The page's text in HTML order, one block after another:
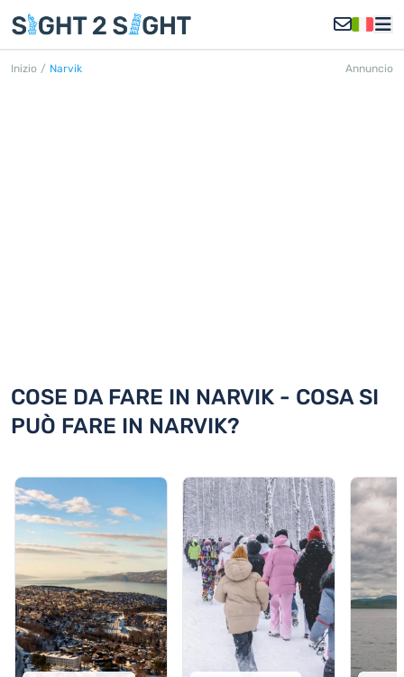
Inizio / Narvik Annuncio
COSE DA FARE IN NARVIK - COSA SI
PUÒ FARE IN NARVIK?